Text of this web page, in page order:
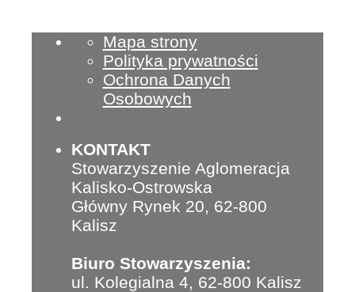
Mapa strony
Polityka prywatności
Ochrona Danych
Osobowych
KONTAKT
Stowarzyszenie Aglomeracja
Kalisko-Ostrowska
Główny Rynek 20, 62-800
Kalisz
Biuro Stowarzyszenia:
ul. Kolegialna 4, 62-800 Kalisz